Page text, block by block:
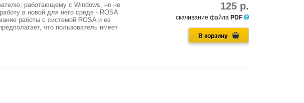
125 р.
скачивание файла PDF
В корзину
работающему с Windows, но не
в новой для него среде - ROSA
работы с системой ROSA и ее
что пользователь имеет